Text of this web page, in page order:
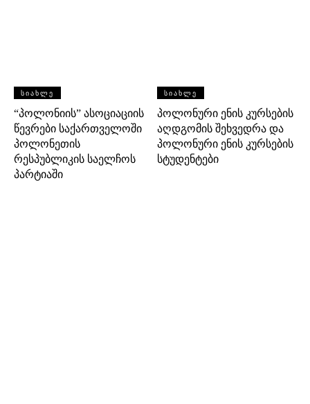
ᲡᲘᲐᲮᲚᲔ
“პოლონიის” ასოციაციის
წევრები საქართველოში
პოლონეთის
რესპუბლიკის საელჩოს
პარტიაში
ᲡᲘᲐᲮᲚᲔ
პოლონური ენის კურსების
აღდგომის შეხვედრა და
პოლონური ენის კურსების
სტუდენტები